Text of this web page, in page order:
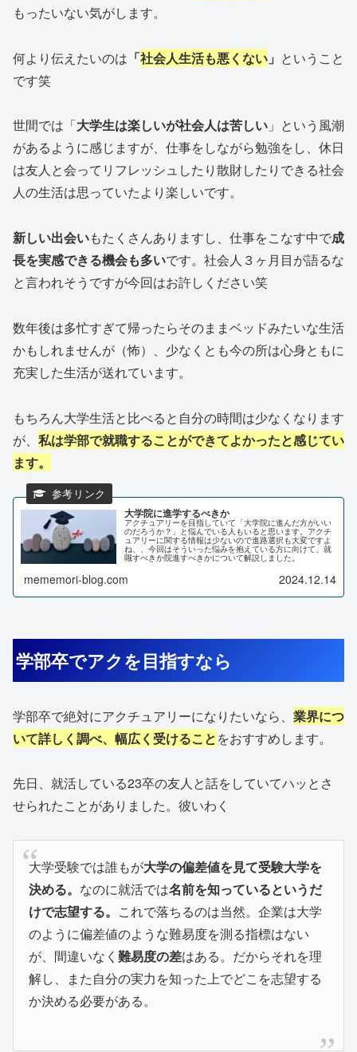
もったいない気がします。
何より伝えたいのは 「社会人生活も悪くない 」 ということ
です笑
世間では「大学生は楽しいが社会人は苦しい 」という風潮
があるように感じますが、仕事をしながら勉強をし、休日
は友人と会ってリフレッシュしたり散財したりできる社会
人の生活は思っていたより楽しいです。
新しい出会いもたくさんありますし、仕事をこなす中で成
長を実感できる機会も多いです。社会人３ヶ月目が語るな
と言われそうですが今回はお許しください笑
数年後は多忙すぎて帰ったらそのままベッドみたいな生活
かもしれませんが（怖）、少なくとも今の所は心身ともに
充実した生活が送れています。
もちろん大学生活と比べると自分の時間は少なくなります
が、 私は学部で就職することができてよかったと感じてい
ます。
大学院に進学するべきか
アクチュアリーを目指していて「大学院に進んだ方がいい
のだろうか？」と悩んでいる人もいると思います。アクチ
ュアリーに関する情報は少ないので進路選択も大変ですよ
ね、、今回はそういった悩みを抱えている方に向けて、就
職すべきか院進すべきかについて解説しました。
mememori-blog.com 2024.12.14
学部卒でアクを目指すなら
学部卒で絶対にアクチュアリーになりたいなら、 業界につ
いて詳しく調べ、幅広く受けることをおすすめします。
先日、就活している23卒の友人と話をしていてハッとさ
せられたことがありました。彼いわく
大学受験では誰もが大学の偏差値を見て受験大学を
決める。 なのに就活では名前を知っているというだ
けで志望する。 これで落ちるのは当然。企業は大学
のように偏差値のような難易度を測る指標はない
が、間違いなく難易度の差はある。だからそれを理
解し、また自分の実力を知った上でどこを志望する
か決める必要がある。